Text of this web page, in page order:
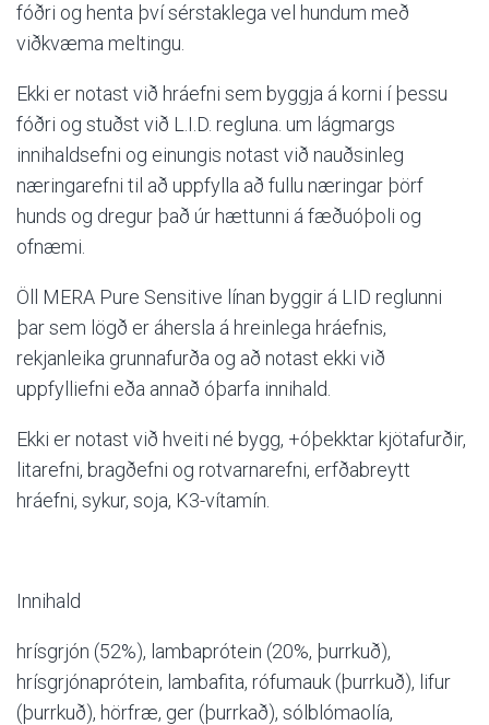
fóðri og henta því sérstaklega vel hundum með
viðkvæma mel tingu.
Ekki er notast við hráefni sem byggja á korni í þessu
fóðri og stuðst við L.I.D. regluna. um lágmargs
innihaldsefni og einungis notast við nauðsinleg
næringarefni til að uppfylla að fullu næringar þörf
hunds og dregur það úr hættunni á fæðuóþoli og
ofnæmi.
Öll MERA Pure Sensitive línan byggir á LID reglunni
þar sem lögð er áhersla á hreinlega hráefnis,
rekjanleika grunnafurða og að notast ekki við
uppfylliefni eða annað óþarfa innihald.
Ekki er notast við hveiti né bygg, +óþekktar kjötafurðir,
litarefni, bragðefni og rotvarnarefni, erfðabreytt
hráefni, sykur, soja, K3-vítamín.
Innihald
hrísgrjón (52%), lambaprótein (20%, þurrkuð),
hrísgrjónaprótein, lambafita, rófumauk (þurrkuð), lifur
(þurrkuð), hörfræ, ger (þurrkað), sólblómaolía,